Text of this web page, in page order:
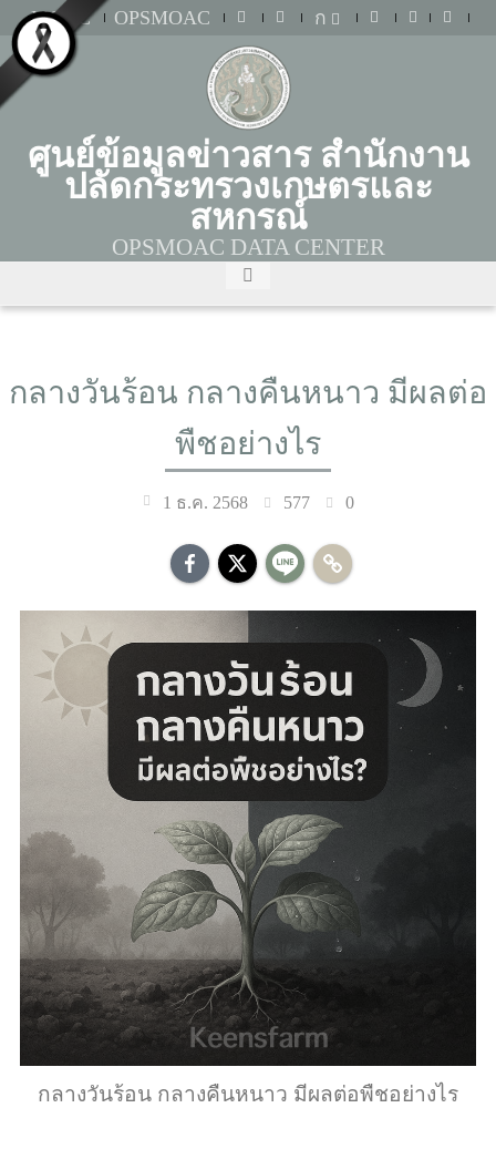
MOAC OPSMOAC ก
ศูนย์ข้อมูลข่าวสาร สำนักงาน
ปลัดกระทรวงเกษตรและ
สหกรณ์
OPSMOAC DATA CENTER
กลางวันร้อน กลางคืนหนาว มีผลต่อ
พืชอย่างไร
1 ธ.ค. 2568 577 0
กลางวันร้อน กลางคืนหนาว มีผลต่อพืชอย่างไร